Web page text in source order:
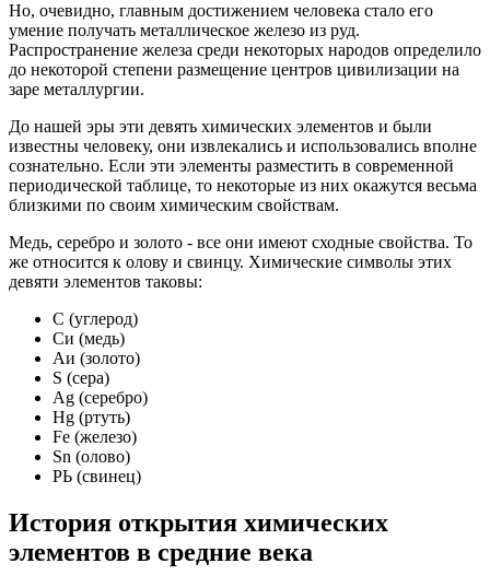
Но, очевидно, главным достижением человека стало его
умение получать металлическое железо из руд.
Распространение железа среди некоторых народов определило
до некоторой степени размещение центров цивилизации на
заре металлургии.
До нашей эры эти девять химических элементов и были
известны человеку, они извлекались и использовались вполне
сознательно. Если эти элементы разместить в современной
периодической таблице, то некоторые из них окажутся весьма
близкими по своим химическим свойствам.
Медь, серебро и золото - все они имеют сходные свойства. То
же относится к олову и свинцу. Химические символы этих
девяти элементов таковы:
С (углерод)
Си (медь)
Аи (золото)
S (сера)
Ag (серебро)
Hg (ртуть)
Fe (железо)
Sn (олово)
РЬ (свинец)
История открытия химических
элементов в средние века